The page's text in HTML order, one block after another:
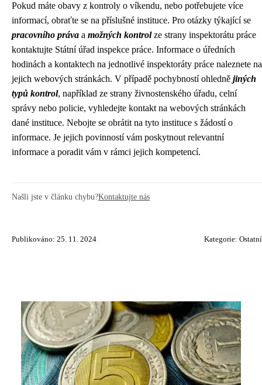
Pokud máte obavy z kontroly o víkendu, nebo potřebujete více
informací, obraťte se na příslušné instituce. Pro otázky týkající se
pracovního práva a možných kontrolze strany inspektorátu práce
kontaktujte Státní úřad inspekce práce. Informace o úředních
hodinách a kontaktech na jednotlivé inspektoráty práce naleznete na
jejich webových stránkách. V případě pochybností ohledně jiných
typů kontrol, například ze strany živnostenského úřadu, celní
správy nebo policie, vyhledejte kontakt na webových stránkách
dané instituce. Nebojte se obrátit na tyto instituce s žádostí o
informace. Je jejich povinností vám poskytnout relevantní
informace a poradit vám v rámci jejich kompetencí.
Našli jste v článku chybu?Kontaktujte nás
Publikováno: 25. 11. 2024 Kategorie: Ostatní